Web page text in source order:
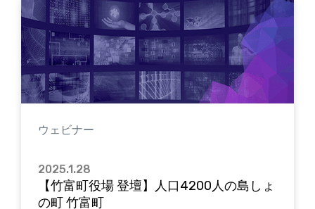
ウェビナー
2025.1.28
【竹富町役場 登壇】人口4200人の島しょ
の町 竹富町